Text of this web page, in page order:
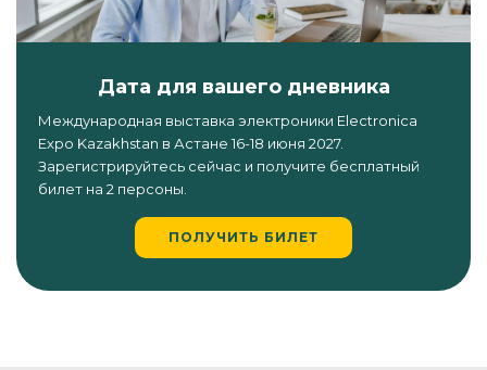
Дата для вашего дневника
Международная выставка электроники Electronica
Expo Kazakhstan в Астане 16-18 июня 2027.
Зарегистрируйтесь сейчас и получите бесплатный
билет на 2 персоны.
ПОЛУЧИТЬ БИЛЕТ